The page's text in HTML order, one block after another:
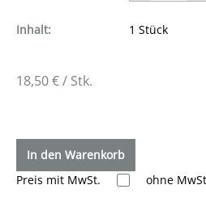
Inhalt: 1 Stück
18,50 € / Stk.
In den Warenkorb
Preis mit MwSt.
ohne